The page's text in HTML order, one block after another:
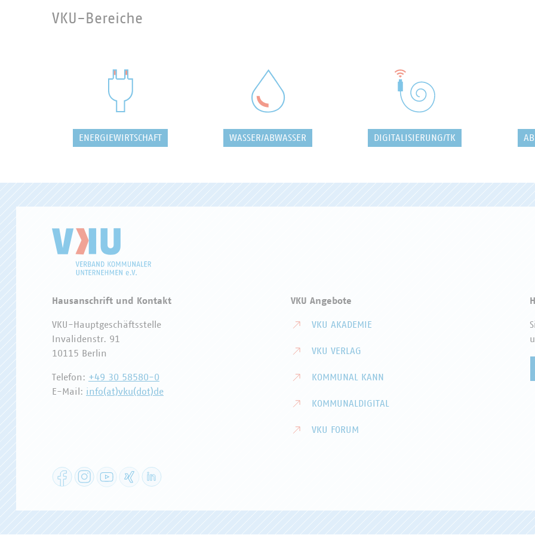
VKU-Bereiche
ENERGIEWIRTSCHAFT WASSER/ABWASSER DIGITALISIERUNG/TK
Hausanschrift und Kontakt
VKU-Hauptgeschäftsstelle
Invalidenstr. 91
10115 Berlin
Telefon: +49 30 58580-0
E-Mail: info(at)vku(dot)de
VKU Angebote
VKU AKADEMIE
VKU VERLAG
KOMMUNAL KANN
KOMMUNALDIGITAL
VKU FORUM
FacebookInstagramYouTube XING